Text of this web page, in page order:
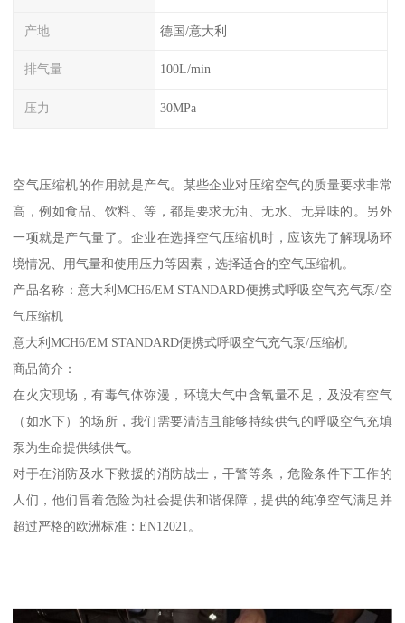
产地 德国/意大利
排气量 100L/min
压力 30MPa
空气压缩机的作用就是产气。某些企业对压缩空气的质量要求非常
高，例如食品、饮料、等，都是要求无油、无水、无异味的。另外
一项就是产气量了。企业在选择空气压缩机时，应该先了解现场环
境情况、用气量和使用压力等因素，选择适合的空气压缩机。
产品名称：意大利MCH6/EM STANDARD便携式呼吸空气充气泵/空
气压缩机
意大利MCH6/EM STANDARD便携式呼吸空气充气泵/压缩机
商品简介：
在火灾现场，有毒气体弥漫，环境大气中含氧量不足，及没有空气
（如水下）的场所，我们需要清洁且能够持续供气的呼吸空气充填
泵为生命提供续供气。
对于在消防及水下救援的消防战士，干警等条，危险条件下工作的
人们，他们冒着危险为社会提供和谐保障，提供的纯净空气满足并
超过严格的欧洲标准：EN12021。